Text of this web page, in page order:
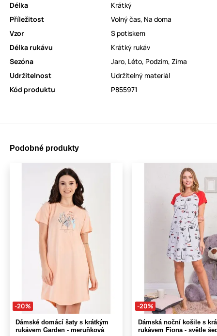
Délka
Krátký
Příležitost
Volný čas, Na doma
Vzor
S potiskem
Délka rukávu
Krátký rukáv
Sezóna
Jaro, Léto, Podzim, Zima
Udržitelnost
Udržitelný materiál
Kód produktu
P855971
Podobné produkty
-20%
Dámské domácí šaty s krátkým
rukávem Garden - meruňková
-20%
Dámská noční košile s
rukávem Fiona - světle